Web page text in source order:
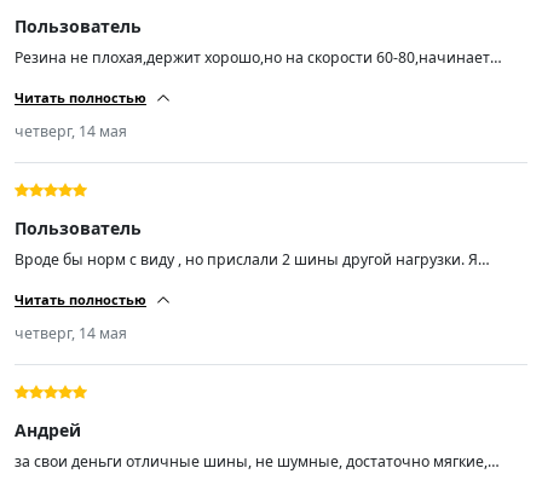
Пользователь
Резина не плохая,держит хорошо,но на скорости 60-80,начинает
чувствуется,балансировку делали
Читать полностью
четверг, 14 мая
Пользователь
Вроде бы норм с виду , но прислали 2 шины другой нагрузки. Я
пришли Trazano ZuperEco Z-107 Шины летние 205/55 R16 91V.
Читать полностью
четверг, 14 мая
Андрей
за свои деньги отличные шины, не шумные, достаточно мягкие,